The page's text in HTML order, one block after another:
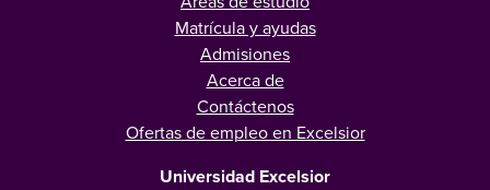
Matrícula y ayudas
Admisiones
Acerca de
Contáctenos
Ofertas de empleo en Excelsior
Universidad Excelsior